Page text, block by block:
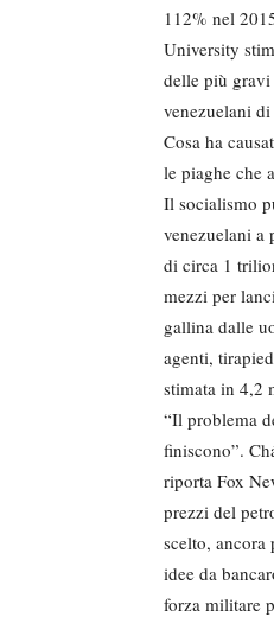
112% nel
University
delle più gravi
venezuelani
Cosa ha
le piaghe che
Il socialismo
venezuelani
di circa 1
mezzi per
gallina dalle
agenti,
stimata in 4,2
“Il problema
finiscono”.
riporta Fox
prezzi del
scelto,
idee da
forza militare